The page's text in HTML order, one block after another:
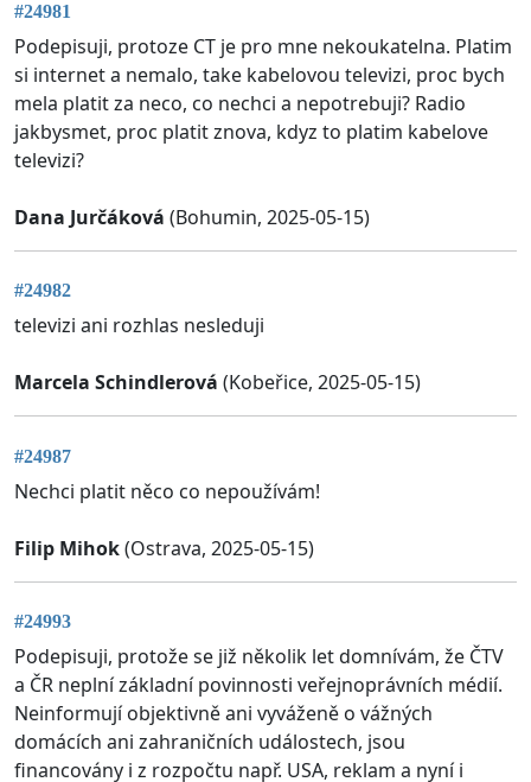
#24981
Podepisuji, protoze CT je pro mne nekoukatelna. Platim
si internet a nemalo, take kabelovou televizi, proc bych
mela platit za neco, co nechci a nepotrebuji? Radio
jakbysmet, proc platit znova, kdyz to platim kabelove
televizi?
Dana Jurčáková (Bohumin, 2025-05-15)
#24982
televizi ani rozhlas nesleduji
Marcela Schindlerová (Kobeřice, 2025-05-15)
#24987
Nechci platit něco co nepoužívám!
Filip Mihok(Ostrava, 2025-05-15)
#24993
Podepisuji, protože se již několik let domnívám, že ČTV
a ČR neplní základní povinnosti veřejnoprávních médií.
Neinformují objektivně ani vyváženě o vážných
domácích ani zahraničních událostech, jsou
financovány i z rozpočtu např. USA, reklam a nyní i